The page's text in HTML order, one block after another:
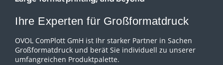
Ihre Experten für Großformatdruck
OVOL ComPlott GmH ist Ihr starker Partner in Sachen
Großformatdruck und berät Sie individuell zu unserer
umfangreichen Produktpalette.